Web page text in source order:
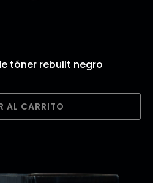
tóner rebuilt negro
AL CARRITO